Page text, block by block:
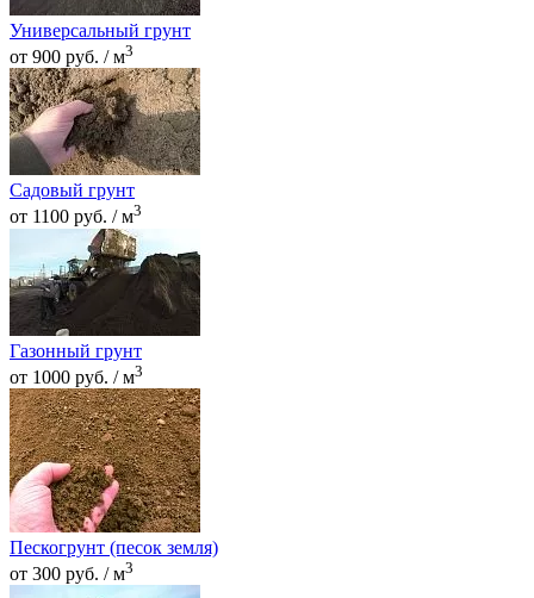
Универсальный грунт
от 900 руб. / м3
Садовый грунт
от 1100 руб. / м3
Газонный грунт
от 1000 руб. / м3
Пескогрунт (песок земля)
от 300 руб. / м3